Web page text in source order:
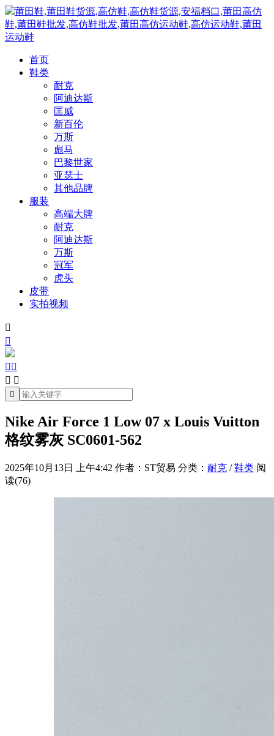
莆田鞋,莆田鞋货源,高仿鞋,高仿鞋货源,安福档口,莆田高仿
鞋,莆田鞋批发,高仿鞋批发,莆田高仿运动鞋,高仿运动鞋,莆田
运动鞋
首页
鞋类
耐克
阿迪达斯
匡威
新百伦
万斯
彪马
巴黎世家
亚瑟士
其他品牌
服装
高端大牌
耐克
阿迪达斯
万斯
冠军
虎头
皮带
实拍视频


 
 

Nike Air Force 1 Low 07 x Louis Vuitton
格纹雾灰 SC0601-562
2025年10月13日 上午4:42 作者：ST贸易 分类： 耐克 /鞋类 阅
读(76)